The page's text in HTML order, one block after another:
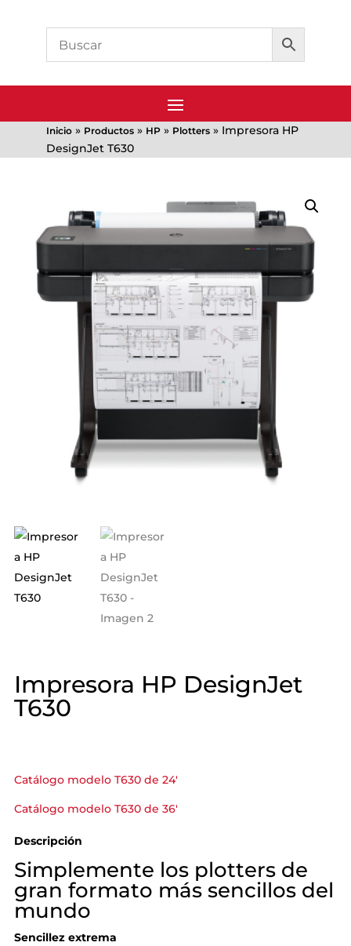
Inicio » Productos » HP » Plotters » Impresora HP
DesignJet T630
Impresora HP DesignJet
T630
Catálogo modelo T630 de 24′
Catálogo modelo T630 de 36′
Descripción
Simplemente los plotters de
gran formato más sencillos del
mundo
Sencillez extrema